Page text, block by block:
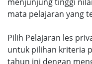
mata pelajaran yang
Pilih Pelajaran les
untuk pilihan kriteria
tahun ini dengan